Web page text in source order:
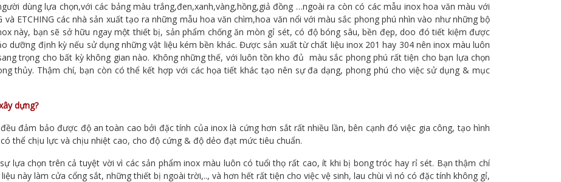
dùng lựa chọn,với các bảng màu trắng,đen,xanh,vàng,hồng,giả đồng …ngoài ra còn có các mẫu inox hoa văn màu với
và ETCHING các nhà sản xuất tạo ra những mẫu hoa văn chìm,hoa văn nổi với màu sắc phong phú nhìn vào như những bộ
này, bạn sẽ sở hữu ngay một thiết bị, sản phẩm chống ăn mòn gỉ sét, có độ bóng sâu, bền đẹp, doo đó tiết kiệm được
dưỡng định kỳ nếu sử dụng những vật liệu kém bền khác. Được sản xuất từ chất liệu inox 201 hay 304 nên inox màu luôn
trọng cho bất kỳ không gian nào. Không những thế, với luôn tồn kho đủ màu sắc phong phú rất tiện cho bạn lựa chọn
thủy. Thậm chí, bạn còn có thể kết hợp với các họa tiết khác tạo nên sự đa dạng, phong phú cho việc sử dụng & mục
dựng?
đảm bảo được độ an toàn cao bởi đặc tính của inox là cứng hơn sắt rất nhiều lần, bên cạnh đó việc gia công, tạo hình
thể chịu lực và chịu nhiệt cao, cho độ cứng & độ dẻo đạt mức tiêu chuẩn.
lựa chọn trên cả tuyệt vời vì các sản phẩm inox màu luôn có tuổi thọ rất cao, ít khi bị bong tróc hay rỉ sét. Bạn thậm chí
này làm cửa cổng sắt, những thiết bị ngoài trời,.., và hơn hết rất tiện cho việc vệ sinh, lau chùi vì nó có đặc tính không gỉ,